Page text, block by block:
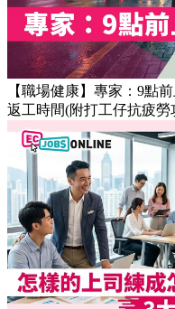
【職場健康】專家：9點
返工時間(附打工仔抗疲勞